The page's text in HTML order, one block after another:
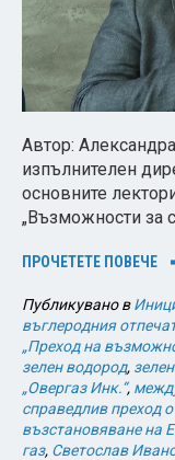
Автор:
изпълнителен
основните
„Възможности за
ПРОЧЕТЕТЕ ПОВЕЧЕ →
Публикувано в
въглеродния
„Преход на
зелен водород,
„Овергаз Инк.“,
справедлив преход
възстановяване на
газ, Светослав